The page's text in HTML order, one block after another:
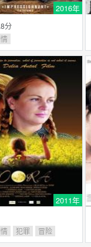
2016年
分
2011年
犯罪 冒险